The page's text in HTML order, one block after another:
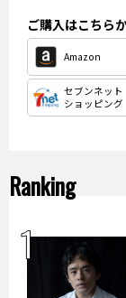
ご購入はこちら
Amazon
セブンネット
ショッピング
Ranking